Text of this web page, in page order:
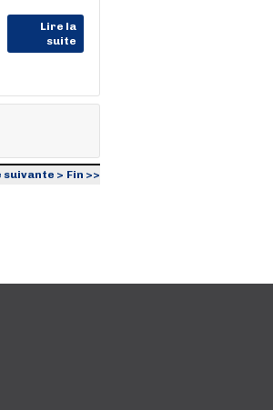
Lire la
suite
suivante > Fin >>